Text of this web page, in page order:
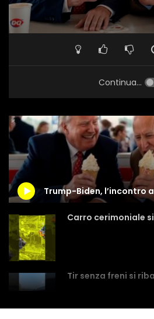
Continua...
Carro cerimoniale
Tir senza freni si